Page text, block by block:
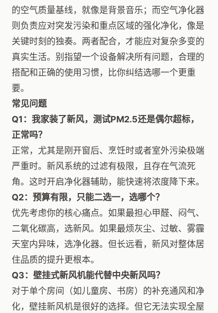
的空气质量基线，就像是背景音乐；而空气净化器
则负责应对突发污染和重点区域的强化净化，像是
关键时刻的独奏。两者配合，才能应对复杂多变的
真实生活。别指望一个设备解决所有问题，合理的
搭配和正确的使用习惯，比你纠结选哪一个更重
要。
常见问题
Q1：我家装了新风，测试PM2.5还是偶尔超标，
正常吗？
正常，尤其是刚开窗后、烹饪时或者室外污染极端
严重时。新风系统的过滤有极限，且存在气流死
角。这时开启净化器辅助，能快速将浓度降下来。
Q2：预算有限，只能二选一，选哪个？
优先考虑你的核心痛点。如果最担心甲醛、闷气、
二氧化碳高，选新风。如果最烦灰尘、过敏、雾霾
天室内异味，选净化器。但长远看，新风对整体居
住品质的提升更根本。
Q3：壁挂式新风机能代替中央新风吗？
对于单个房间（如儿童房、书房）的补充通风和净
化，壁挂新风机是很好的选择。但它无法实现全屋